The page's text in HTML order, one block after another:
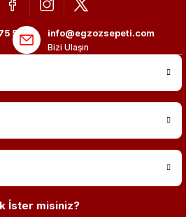
56
info@egzozsepeti.com
Bizi Ulaşın
İster misiniz?